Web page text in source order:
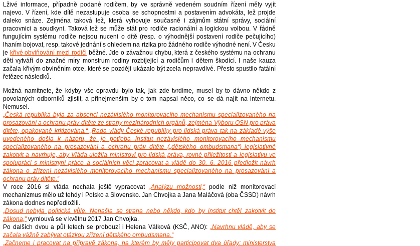
Lživé informace, případně podané rodičem, by ve správně vedeném soudním řízení měly vyjít
najevo. V řízení, kde dítě nezastupuje osoba se schopnostmi a postavením advokáta, lež projde
daleko snáze. Zejména taková lež, která vyhovuje současně i zájmům státní správy, sociální
pracovnici a soudkyni. Taková lež se může stát pro rodiče racionální a logickou volbou. V řádně
fungujícím systému rodiče nejsou nuceni o dítě (resp. o výhodnější postavení rodiče pečujícího)
lhaním bojovat, resp. takové jednání s ohledem na rizika pro žádného rodiče výhodné není. V Česku
je křivé obviňování mezi rodiči běžné. Jde o závažnou chybu, která z českého systému na ochranu
dětí vytváří do značné míry monstrum rodiny rozbíjející a rodičům i dětem škodící. I naše kauza
začala křivým obviněním otce, které se později ukázalo být zcela nepravdivé. Přesto spustilo fatální
řetězec následků.
Možná namítnete, že kdyby vše opravdu bylo tak, jak zde tvrdíme, musel by to dávno někdo z
povolaných odborníků zjistit, a přinejmenším by o tom napsal něco, co se dá najít na internetu.
Nemusel.
„Česká republika byla za absenci nezávislého monitorovacího mechanismu specializovaného na
prosazování a ochranu práv dítěte ze strany mezinárodních orgánů, zejména Výboru OSN pro práva
dítěte, opakovaně kritizována.“ „Rada vlády České republiky pro lidská práva tak na základě výše
uvedeného došla k názoru, že je potřeba institut nezávislého monitorovacího mechanismu
specializovaného na prosazování a ochranu práv dítěte („dětského ombudsmana“) legislativně
zakotvit a navrhuje, aby Vláda uložila ministrovi pro lidská práva, rovné příležitosti a legislativu ve
spolupráci s ministryní práce a sociálních věcí zpracovat a vládě do 30. 6. 2016 předložit návrh
zákona o zřízení nezávislého monitorovacího mechanismu specializovaného na prosazování a
ochranu práv dítěte.“
V roce 2016 si vláda nechala ještě vypracovat„Analýzu možností,“ podle níž monitorovací
mechanizmus mělo už tehdy i Polsko a Slovensko. Jan Chvojka a Jana Maláčová (oba ČSSD) návrh
zákona dodnes nepředložili.
„Dosud nebyla politická vůle. Nenašla se strana nebo někdo, kdo by institut chtěl zakotvit do
zákona," vymlouvá se v květnu 2017 Jan Chvojka.
Po dalších dvou a půl letech se probouzí i Helena Válková (KSČ, ANO): „Navrhnu vládě, aby se
začala vážně zabývat otázkou zřízení dětského ombudsmana.“
„Začneme i pracovat na přípravě zákona, na kterém by měly participovat dva úřady: ministerstva